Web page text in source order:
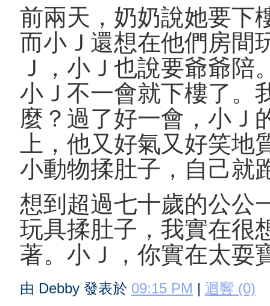
前兩天，奶奶說她要下
而小Ｊ還想在他們房間
Ｊ，小Ｊ也說要爺爺
小Ｊ不一會就下樓了。
麼？過了好一會，小Ｊ
上，他又好氣又好笑地
小動物揉肚子，自己就
想到超過七十歲的公公
玩具揉肚子，我實在很
著。小Ｊ，你實在太耍
由 Debby 發表於 09:15 PM | 迴響 (0)